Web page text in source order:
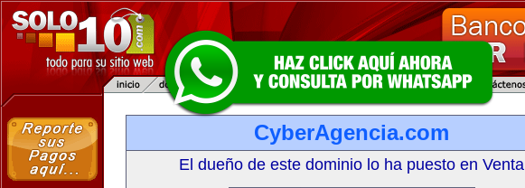
CyberAgencia.com
El dueño de este dominio lo ha puesto en Venta